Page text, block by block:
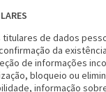
titulares de dados
da
de informações
bloqueio ou
informação